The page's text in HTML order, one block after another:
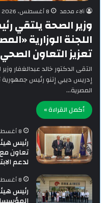
آلاء محمد
8 أغسطس، 2026
وزير الصحة يلتقي
اللجنة الوزارية
تعزيز التعاون الصحي
التقى الدكتور خالد عبدالغفار
إدريس ديبي إتنو رئيس جمهورية
المصرية…
أكمل القراءة »
8 أغسطس، 2026
رئيس
تعاون
لدعم
8 أغسطس، 2026
رئيس